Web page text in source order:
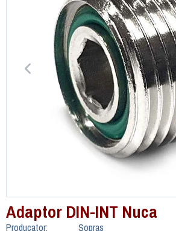
Adaptor DIN-INT Nuca
Producator:
Sopras